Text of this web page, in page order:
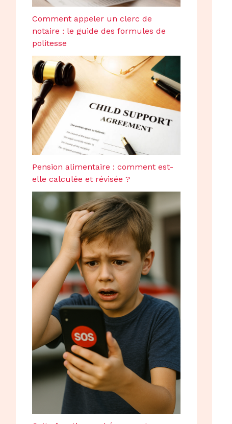
Comment appeler un clerc de
notaire : le guide des formules de
politesse
Pension alimentaire : comment est-
elle calculée et révisée ?